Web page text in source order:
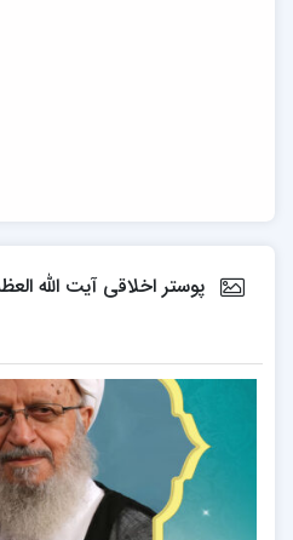
پوستر اخلاقی آیت الله